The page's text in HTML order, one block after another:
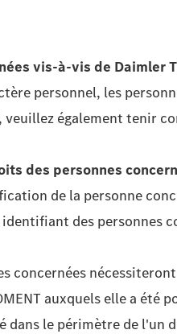
vis-à-vis de Daimler
personnel, les
également tenir
des personnes
de la personne
des personnes
concernées
auxquels elle a
le périmètre de l'un